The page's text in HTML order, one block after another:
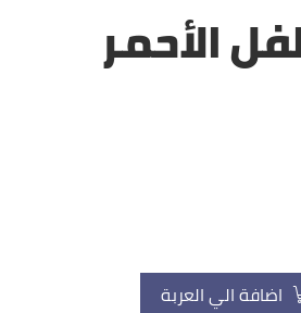
الأحمر
اضافة الي العربة